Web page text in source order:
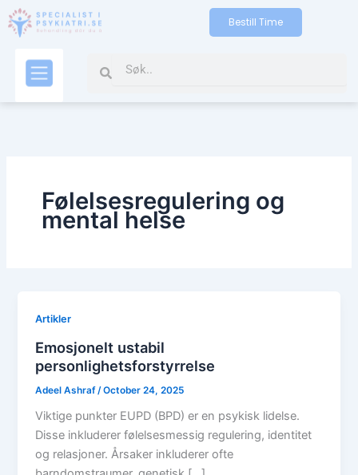
Skip
to
Bestill Time
Search
Følelsesregulering og
mental helse
Artikler
Emosjonelt ustabil
personlighetsforstyrrelse
Adeel Ashraf /October 24, 2025
Viktige punkter EUPD (BPD) er en psykisk lidelse.
Disse inkluderer følelsesmessig regulering, identitet
og relasjoner. Årsaker inkluderer ofte